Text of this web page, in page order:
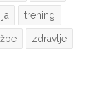
trening
zdravlje